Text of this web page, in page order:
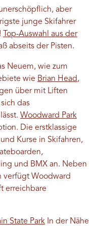
aber
junge Skifahrer
Top-Auswahl aus der
abseits der Pisten.
Neuem, wie zum
wie Brian Head,
über mit Liften
das
Woodward Park
Die erstklassige
Kurse in Skifahren,
und BMX an. Neben
verfügt Woodward
erreichbare
State Park In der Nähe